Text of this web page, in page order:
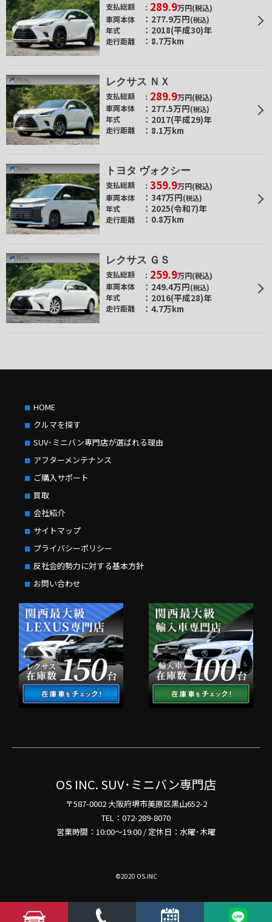
支払総額 289.9万円(税込)
車両本体
277.9万円(税込)
年式 2018(平成30)年
走行距離 8.7万km
レクサス ＮＸ
支払総額 289.9万円(税込)
車両本体
277.5万円(税込)
年式 2017(平成29)年
走行距離 8.1万km
トヨタ ヴォクシー
支払総額 359.9万円(税込)
車両本体
347万円(税込)
年式 2025(令和7)年
走行距離 0.8万km
レクサス ＧＳ
支払総額 259.9万円(税込)
車両本体
249.4万円(税込)
年式 2016(平成28)年
走行距離 4.7万km
HOME
クルマを探す
SUV･ミニバン専門店が選ばれる理由
アフターメンテナンス
ご購入サポート
買取
会社紹介
サイトマップ
プライバシーポリシー
反社会的勢力に対する基本方針
お問い合わせ
OS INC. SUV･ミニバン専門店
〒587-0002 大阪府堺市美原区黒山652-2
TEL：072-289-8070
営業時間：10:00～19:00 / 定休日：水曜･木曜
©2020 OS.INC